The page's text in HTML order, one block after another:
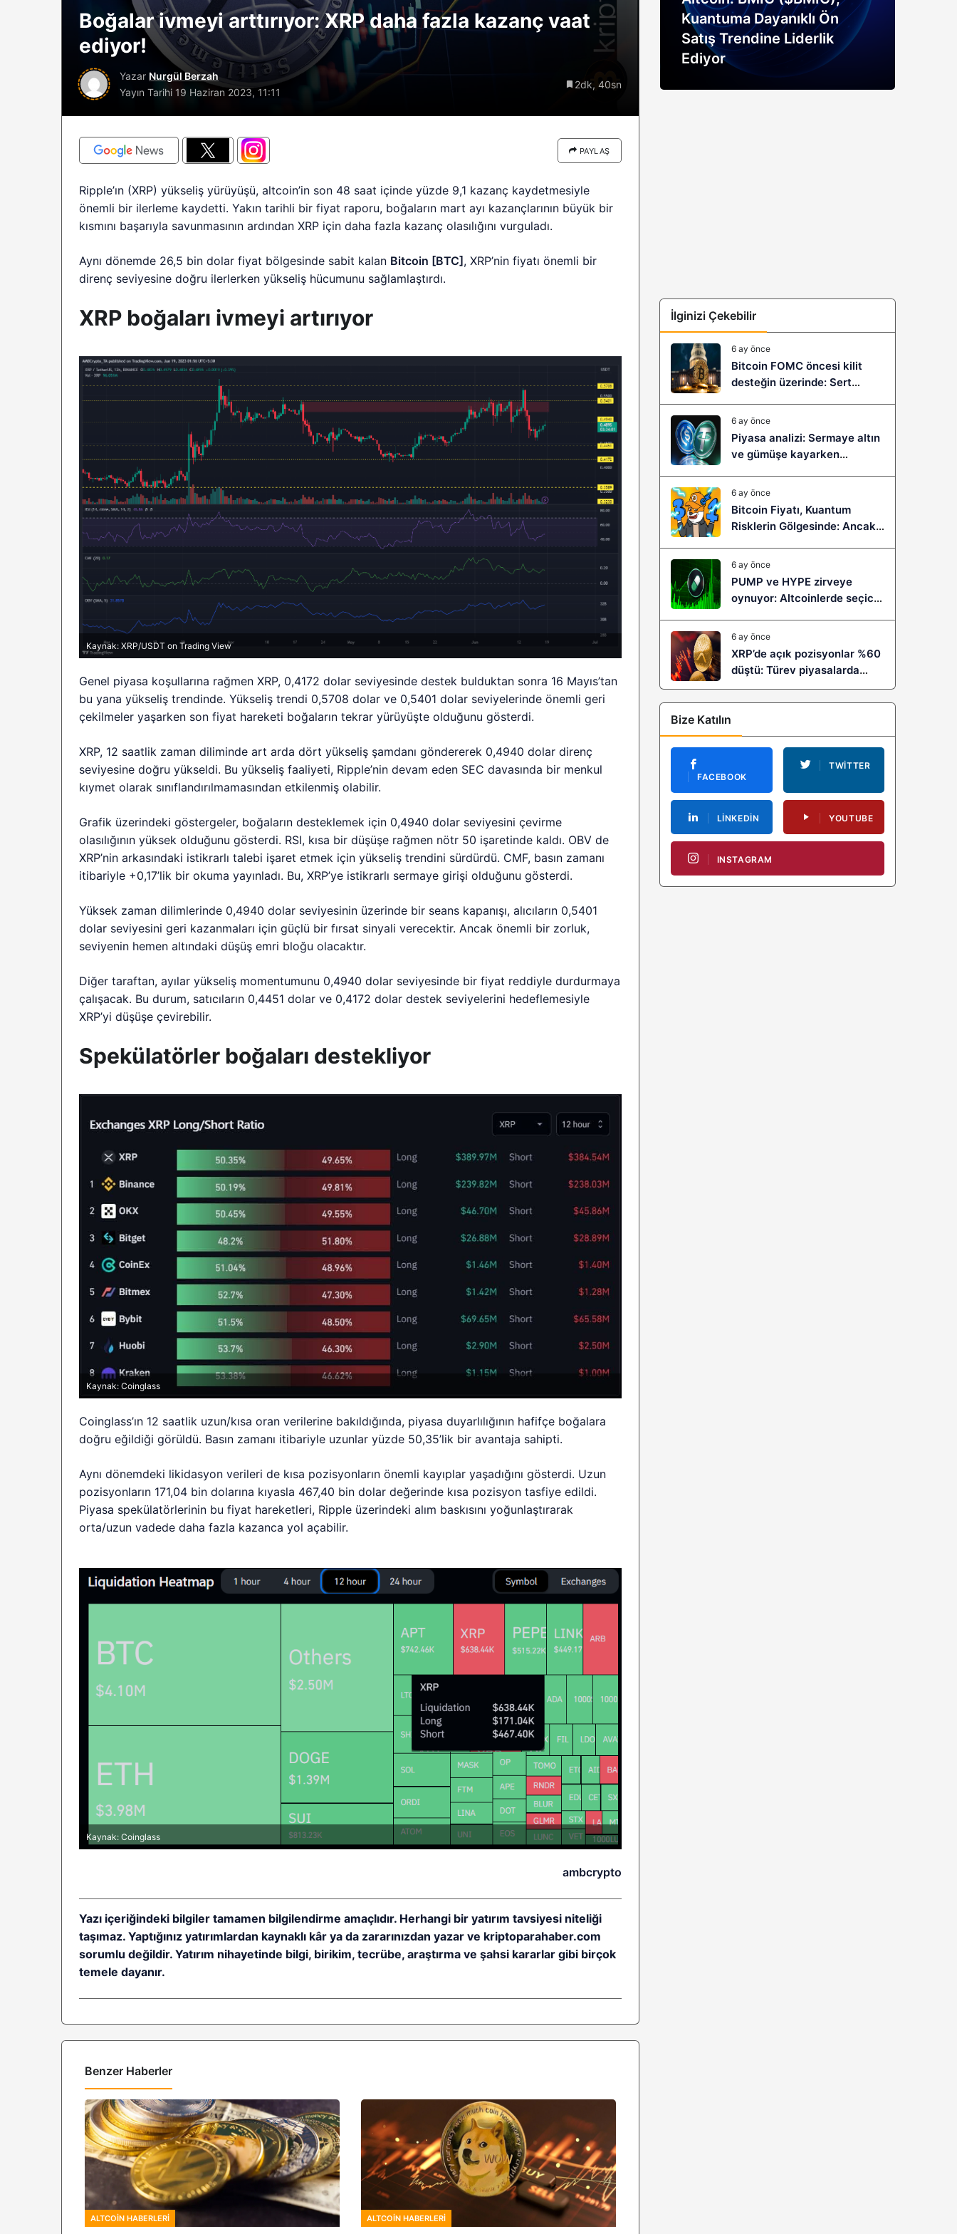
Boğalar ivmeyi arttırıyor: XRP daha fazla kazanç vaat
ediyor!
Yazar Nurgül Berzah
Yayın Tarihi 19 Haziran 2023, 11:11
2dk, 40sn
PAYLAŞ
Ripple’ın (XRP) yükseliş yürüyüşü, altcoin’in son 48 saat içinde yüzde 9,1 kazanç kaydetmesiyle
önemli bir ilerleme kaydetti. Yakın tarihli bir fiyat raporu, boğaların mart ayı kazançlarının büyük bir
kısmını başarıyla savunmasının ardından XRP için daha fazla kazanç olasılığını vurguladı.
Aynı dönemde 26,5 bin dolar fiyat bölgesinde sabit kalan Bitcoin [BTC] , XRP’nin fiyatı önemli bir
direnç seviyesine doğru ilerlerken yükseliş hücumunu sağlamlaştırdı.
XRP boğaları ivmeyi artırıyor
Kaynak: XRP/USDT on Trading View
Genel piyasa koşullarına rağmen XRP, 0,4172 dolar seviyesinde destek bulduktan sonra 16 Mayıs’tan
bu yana yükseliş trendinde. Yükseliş trendi 0,5708 dolar ve 0,5401 dolar seviyelerinde önemli geri
çekilmeler yaşarken son fiyat hareketi boğaların tekrar yürüyüşte olduğunu gösterdi.
XRP, 12 saatlik zaman diliminde art arda dört yükseliş şamdanı göndererek 0,4940 dolar direnç
seviyesine doğru yükseldi. Bu yükseliş faaliyeti, Ripple’nin devam eden SEC davasında bir menkul
kıymet olarak sınıflandırılmamasından etkilenmiş olabilir.
Grafik üzerindeki göstergeler, boğaların desteklemek için 0,4940 dolar seviyesini çevirme
olasılığının yüksek olduğunu gösterdi. RSI, kısa bir düşüşe rağmen nötr 50 işaretinde kaldı. OBV de
XRP’nin arkasındaki istikrarlı talebi işaret etmek için yükseliş trendini sürdürdü. CMF, basın zamanı
itibariyle +0,17’lik bir okuma yayınladı. Bu, XRP’ye istikrarlı sermaye girişi olduğunu gösterdi.
Yüksek zaman dilimlerinde 0,4940 dolar seviyesinin üzerinde bir seans kapanışı, alıcıların 0,5401
dolar seviyesini geri kazanmaları için güçlü bir fırsat sinyali verecektir. Ancak önemli bir zorluk,
seviyenin hemen altındaki düşüş emri bloğu olacaktır.
Diğer taraftan, ayılar yükseliş momentumunu 0,4940 dolar seviyesinde bir fiyat reddiyle durdurmaya
çalışacak. Bu durum, satıcıların 0,4451 dolar ve 0,4172 dolar destek seviyelerini hedeflemesiyle
XRP’yi düşüşe çevirebilir.
Spekülatörler boğaları destekliyor
Kaynak: Coinglass
Coinglass’ın 12 saatlik uzun/kısa oran verilerine bakıldığında, piyasa duyarlılığının hafifçe boğalara
doğru eğildiği görüldü. Basın zamanı itibariyle uzunlar yüzde 50,35’lik bir avantaja sahipti.
Aynı dönemdeki likidasyon verileri de kısa pozisyonların önemli kayıplar yaşadığını gösterdi. Uzun
pozisyonların 171,04 bin dolarına kıyasla 467,40 bin dolar değerinde kısa pozisyon tasfiye edildi.
Piyasa spekülatörlerinin bu fiyat hareketleri, Ripple üzerindeki alım baskısını yoğunlaştırarak
orta/uzun vadede daha fazla kazanca yol açabilir.
Kaynak: Coinglass
ambcrypto
Yazı içeriğindeki bilgiler tamamen bilgilendirme amaçlıdır. Herhangi bir yatırım tavsiyesi niteliği
taşımaz. Yaptığınız yatırımlardan kaynaklı kâr ya da zararınızdan yazar ve kriptoparahaber.com
sorumlu değildir. Yatırım nihayetinde bilgi, birikim, tecrübe, araştırma ve şahsi kararlar gibi birçok
temele dayanır.
Benzer Haberler
ALTCOIN HABERLERI ALTCOIN HABERLERI
sürüyor: Analistlere göre
2026 BTC çöküşü neden
sınırlı kalabilir?
Riski: Uzun Vadeli HYPER
Boğaları 31,1 Milyon Dolarlık
Kuantuma Dayanıklı Ön
Satış Trendine Liderlik
Ediyor
İlginizi Çekebilir
6 ay önce
Bitcoin FOMC öncesi kilit
desteğin üzerinde: Sert
geliyor?
6 ay önce
Piyasa analizi: Sermaye altın
ve gümüşe kayarken
6 ay önce
Bitcoin Fiyatı, Kuantum
Risklerin Gölgesinde: Ancak
Sıçramaya Yaşayabilir!
6 ay önce
PUMP ve HYPE zirveye
oynuyor: Altcoinlerde seçici
6 ay önce
XRP’de açık pozisyonlar %60
düştü: Türev piyasalarda
kaldıraç temizliği yeni bir
trendin habercisi mi?
Bize Katılın
FACEBOOK
TWITTER
LINKEDIN YOUTUBE
INSTAGRAM